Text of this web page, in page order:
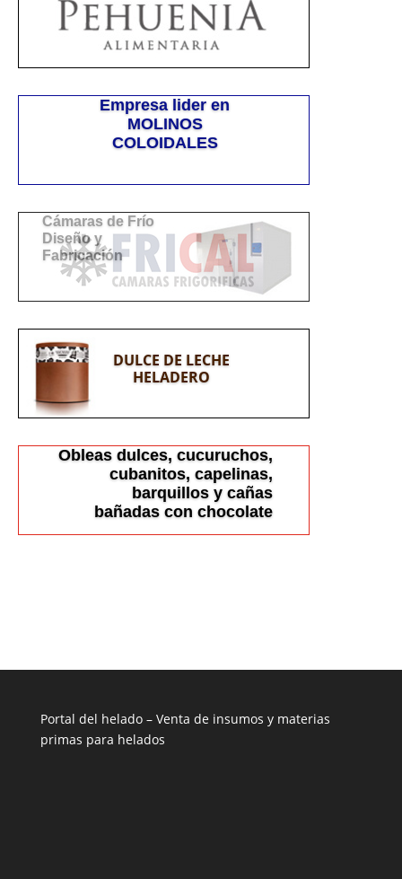
Empresa lider en
MOLINOS
COLOIDALES
DULCE DE LECHE
HELADERO
Obleas dulces, cucuruchos,
cubanitos, capelinas,
barquillos y cañas
bañadas con chocolate
Portal del helado – Venta de insumos y materias
primas para helados